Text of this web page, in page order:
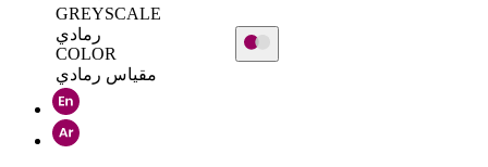
GREYSCALE
رمادي
COLOR
مقياس رمادي